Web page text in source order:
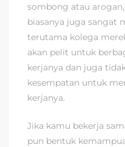
sombong atau
biasanya juga sangat
terutama kolega
akan pelit untuk
kerjanya dan juga
kesempatan untuk
kerjanya.
Jika kamu bekerja
pun bentuk